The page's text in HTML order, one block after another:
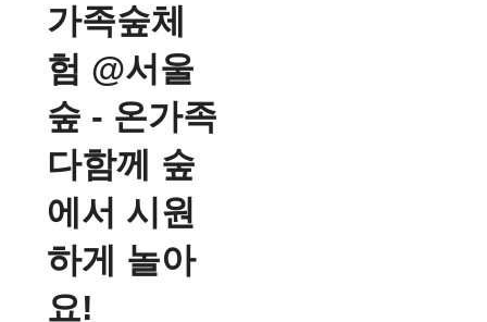
가족숲체
험 @서울
숲 - 온가족
다함께 숲
에서 시원
하게 놀아
요!